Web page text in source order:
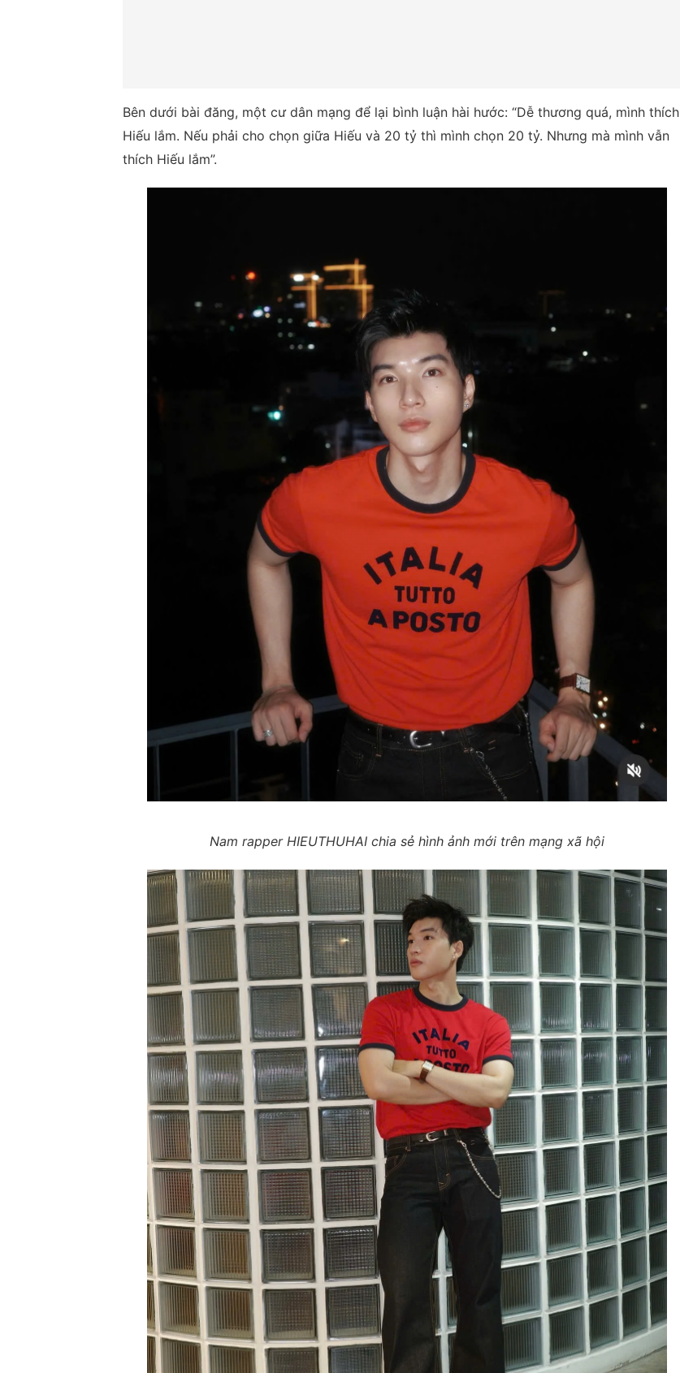
Bên dưới bài đăng, một cư dân mạng để lại bình luận hài hước: “Dễ thương quá, mình thích
Hiếu lắm. Nếu phải cho chọn giữa Hiếu và 20 tỷ thì mình chọn 20 tỷ. Nhưng mà mình vẫn
thích Hiếu lắm”.
Nam rapper HIEUTHUHAI chia sẻ hình ảnh mới trên mạng xã hội